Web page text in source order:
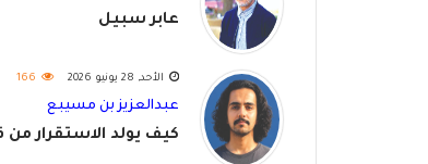
عابر سبيل
الأحد, 28 يونيو 2026 166
عبدالعزيز بن مسيبع
كيف يولد الاستقرار من